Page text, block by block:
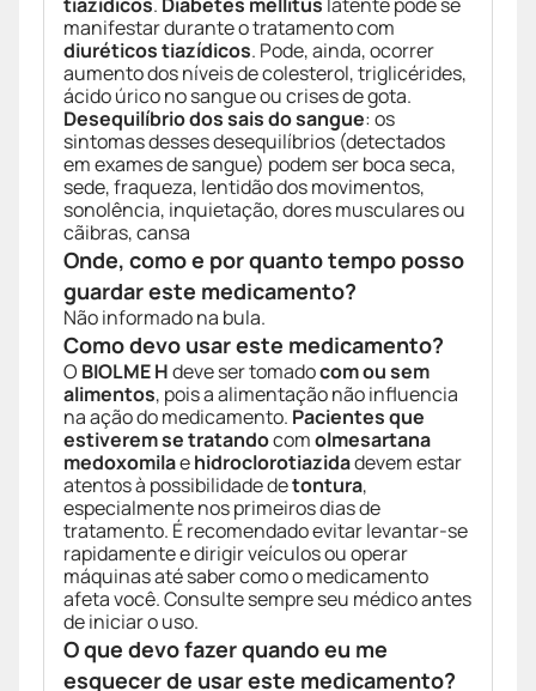
manifestar durante o tratamento com
diuréticos tiazídicos. Pode, ainda, ocorrer
aumento dos níveis de colesterol, triglicérides,
ácido úrico no sangue ou crises de gota.
Desequilíbrio dos sais do sangue: os
sintomas desses desequilíbrios (detectados
em exames de sangue) podem ser boca seca,
sede, fraqueza, lentidão dos movimentos,
sonolência, inquietação, dores musculares ou
cãibras, cansa
Onde, como e por quanto tempo posso
guardar este medicamento?
Não informado na bula.
Como devo usar este medicamento?
O BIOLME Hdeve ser tomadocom ou sem
alimentos, pois a alimentação não influencia
na ação do medicamento. Pacientes que
estiverem se tratandocomolmesartana
medoxomilaehidroclorotiazidadevem estar
atentos à possibilidade detontura,
especialmente nos primeiros dias de
tratamento. É recomendado evitar levantar-se
rapidamente e dirigir veículos ou operar
máquinas até saber como o medicamento
afeta você. Consulte sempre seu médico antes
de iniciar o uso.
O que devo fazer quando eu me
esquecer de usar este medicamento?